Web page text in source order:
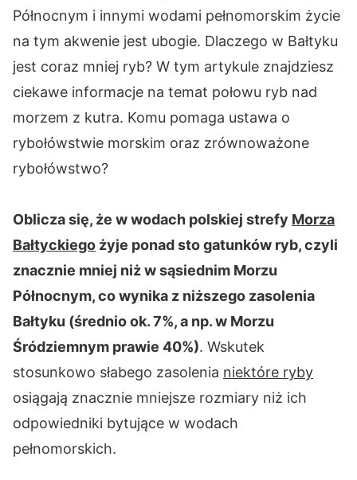
Północnym i innymi wodami pełnomorskim życie
na tym akwenie jest ubogie. Dlaczego w Bałtyku
jest coraz mniej ryb? W tym artykule znajdziesz
ciekawe informacje na temat połowu ryb nad
morzem z kutra. Komu pomaga ustawa o
rybołówstwie morskim oraz zrównoważone
rybołówstwo?
Oblicza się, że w wodach polskiej strefy Morza
Bałtyckiego żyje ponad sto gatunków ryb, czyli
znacznie mniej niż w sąsiednim Morzu
Północnym, co wynika z niższego zasolenia
Bałtyku (średnio ok. 7%, a np. w Morzu
Śródziemnym prawie 40%). Wskutek
stosunkowo słabego zasolenia niektóre ryby
osiągają znacznie mniejsze rozmiary niż ich
odpowiedniki bytujące w wodach
pełnomorskich.